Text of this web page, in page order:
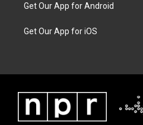
Get Our App for Android
Get Our App for iOS